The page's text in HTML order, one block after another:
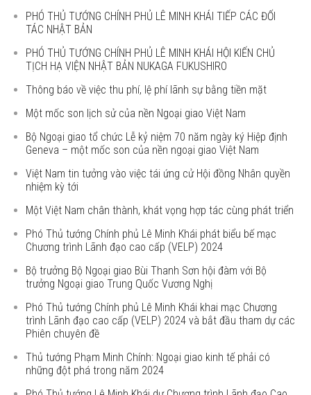
PHÓ THỦ TƯỚNG CHÍNH PHỦ LÊ MINH KHÁI TIẾP CÁC ĐỐI
TÁC NHẬT BẢN
PHÓ THỦ TƯỚNG CHÍNH PHỦ LÊ MINH KHÁI HỘI KIẾN CHỦ
TỊCH HẠ VIỆN NHẬT BẢN NUKAGA FUKUSHIRO
Thông báo về việc thu phí, lệ phí lãnh sự bằng tiền mặt
Một mốc son lịch sử của nền Ngoại giao Việt Nam
Bộ Ngoại giao tổ chức Lễ kỷ niệm 70 năm ngày ký Hiệp định
Geneva – một mốc son của nền ngoại giao Việt Nam
Việt Nam tin tưởng vào việc tái ứng cử Hội đồng Nhân quyền
nhiệm kỳ tới
Một Việt Nam chân thành, khát vọng hợp tác cùng phát triển
Phó Thủ tướng Chính phủ Lê Minh Khái phát biểu bế mạc
Chương trình Lãnh đạo cao cấp (VELP) 2024
Bộ trưởng Bộ Ngoại giao Bùi Thanh Sơn hội đàm với Bộ
trưởng Ngoại giao Trung Quốc Vương Nghị
Phó Thủ tướng Chính phủ Lê Minh Khái khai mạc Chương
trình Lãnh đạo cao cấp (VELP) 2024 và bắt đầu tham dự các
Phiên chuyên đề
Thủ tướng Phạm Minh Chính: Ngoại giao kinh tế phải có
những đột phá trong năm 2024